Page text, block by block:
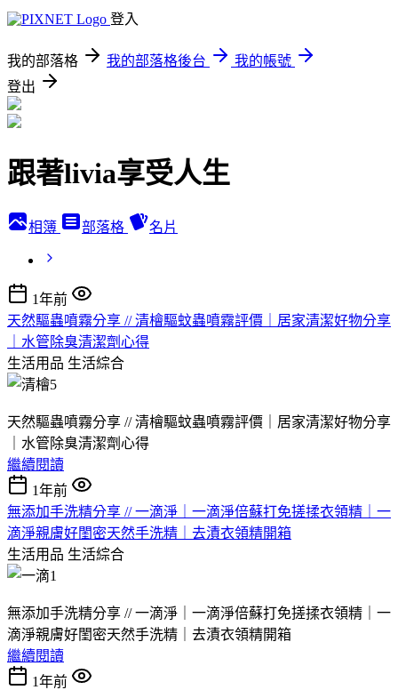
登入
我的部落格 我的部落格後台
我的帳號
登出
跟著livia享受人生
相簿 部落格 名片
1年前
天然驅蟲噴霧分享 // 清檜驅蚊蟲噴霧評價｜居家清潔好物分享
｜水管除臭清潔劑心得
生活用品 生活綜合
天然驅蟲噴霧分享 // 清檜驅蚊蟲噴霧評價｜居家清潔好物分享
｜水管除臭清潔劑心得
繼續閱讀
1年前
無添加手洗精分享 // 一滴淨｜一滴淨倍蘇打免搓揉衣領精｜一
滴淨親膚好閨密天然手洗精｜去漬衣領精開箱
生活用品 生活綜合
無添加手洗精分享 // 一滴淨｜一滴淨倍蘇打免搓揉衣領精｜一
滴淨親膚好閨密天然手洗精｜去漬衣領精開箱
繼續閱讀
1年前